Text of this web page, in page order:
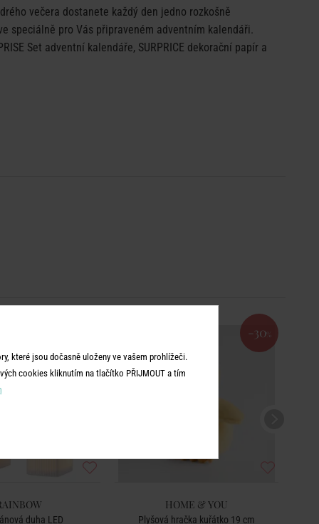
večera dostanete každý den jedno rozkošně
speciálně pro Vás připraveném adventním kalendáři.
Set adventní kalendáře, SURPRICE dekorační papír a
duha LED
-30 %
HOME & YOU
Plyšová hračka kuřátko 19 cm
které jsou dočasně uloženy ve vašem prohlížeči.
cookies kliknutím na tlačítko PŘIJMOUT a tím